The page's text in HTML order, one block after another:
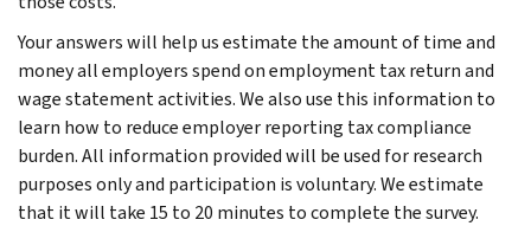
Your answers will help us estimate the amount of time and
money all employers spend on employment tax return and
wage statement activities. We also use this information to
learn how to reduce employer reporting tax compliance
burden. All information provided will be used for research
purposes only and participation is voluntary. We estimate
that it will take 15 to 20 minutes to complete the survey.